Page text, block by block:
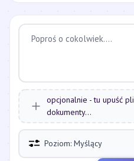
opcjonalnie - tu upuść
dokumenty...
Poziom: Myślący